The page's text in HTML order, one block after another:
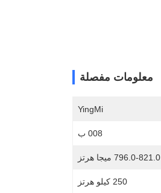
معلومات مفصلة
YingMi
008 ب
796.0-821.0 ميجا هرتز
250 كيلو هرتز